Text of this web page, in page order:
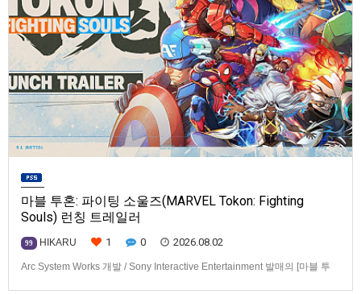
마블 투혼: 파이팅 소울즈(MARVEL Tokon: Fighting
Souls) 런칭 트레일러
99 HIKARU 1 0 2026.08.02
Arc System Works 개발 / Sony Interactive Entertainment 발매의 [마블 투